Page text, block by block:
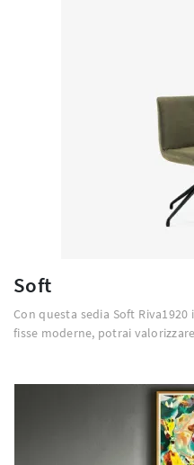
Soft
Con questa sedia Soft
fisse moderne, potrai